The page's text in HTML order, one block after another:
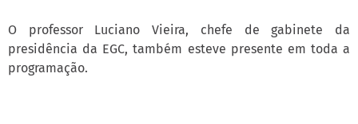
O professor Luciano Vieira, chefe de gabinete da
presidência da EGC, também esteve presente em toda a
programação.